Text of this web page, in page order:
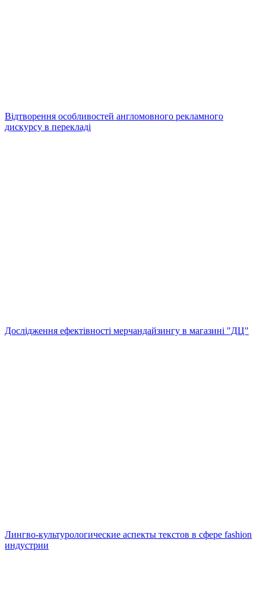
Відтворення особливостей англомовного рекламного
дискурсу в перекладі
Дослідження ефектівності мерчандайзингу в магазині "ДЦ"
Лингво-культурологические аспекты текстов в сфере fashion
индустрии